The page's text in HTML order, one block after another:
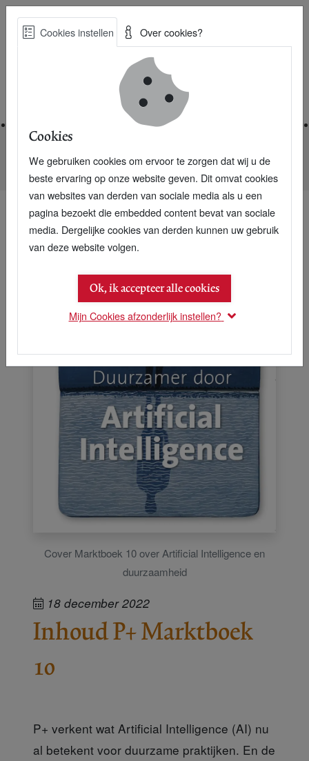
Skip
Best Practices voor een duurzame toekomst
Nieuwsarchief Inhoud P+ Marktboek 10
Cover Marktboek 10 over Artificial Intelligence en
duurzaamheid
18 december 2022
Inhoud P+ Marktboek
10
P+ verkent wat Artificial Intelligence (AI) nu
al betekent voor duurzame praktijken. En de
Cookies instellen Over cookies?
Cookies
We gebruiken cookies om ervoor te zorgen dat wij u de
beste ervaring op onze website geven. Dit omvat cookies
van websites van derden van sociale media als u een
pagina bezoekt die embedded content bevat van sociale
media. Dergelijke cookies van derden kunnen uw gebruik
van deze website volgen.
Ok, ik accepteer alle cookies
Mijn Cookies afzonderlijk instellen?